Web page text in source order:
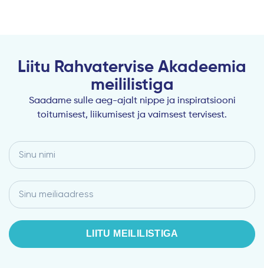
Liitu Rahvatervise Akadeemia
meililistiga
Saadame sulle aeg-ajalt nippe ja inspiratsiooni
toitumisest, liikumisest ja vaimsest tervisest.
Sinu
nimi
Email
LIITU MEILILISTIGA